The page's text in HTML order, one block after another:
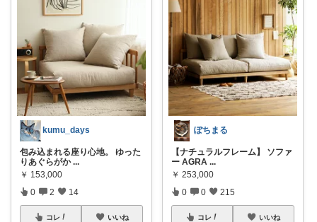
kumu_days
包み込まれる座り心地。 ゆった
りあぐらがか ...
￥ 153,000
0 2 14
コレ いいね
ぽちまる
【ナチュラルフレーム】 ソファ
ー AGRA ...
￥ 253,000
0 0 215
コレ いいね